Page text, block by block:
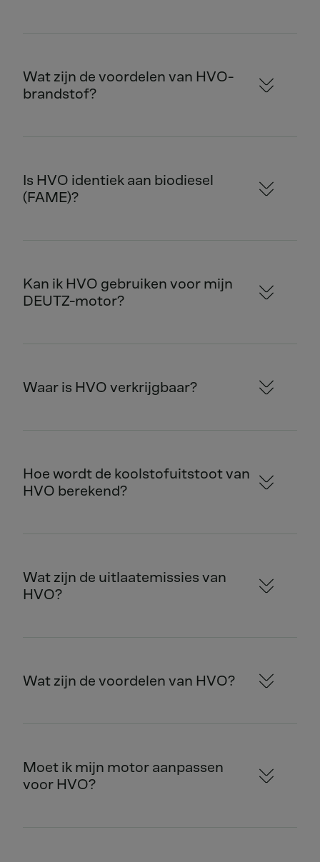
Wat zijn de voordelen van HVO-
brandstof?
Is HVO identiek aan biodiesel
(FAME)?
Kan ik HVO gebruiken voor mijn
DEUTZ-motor?
Waar is HVO verkrijgbaar?
Hoe wordt de koolstofuitstoot van
HVO berekend?
Wat zijn de uitlaatemissies van
HVO?
Wat zijn de voordelen van HVO?
Moet ik mijn motor aanpassen
voor HVO?